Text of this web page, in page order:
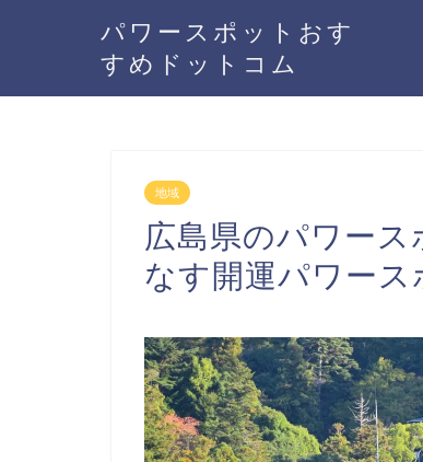
パワースポットおす
すめドットコム
地域
広島県のパワース
なす開運パワース